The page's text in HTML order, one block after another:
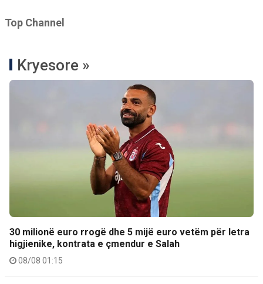
Top Channel
Kryesore »
30 milionë euro rrogë dhe 5 mijë euro vetëm për letra
higjienike, kontrata e çmendur e Salah
08/08 01:15